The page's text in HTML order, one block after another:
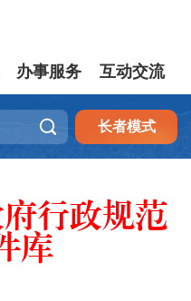
办事服务 互动交流
 长者模式
行政规范
库